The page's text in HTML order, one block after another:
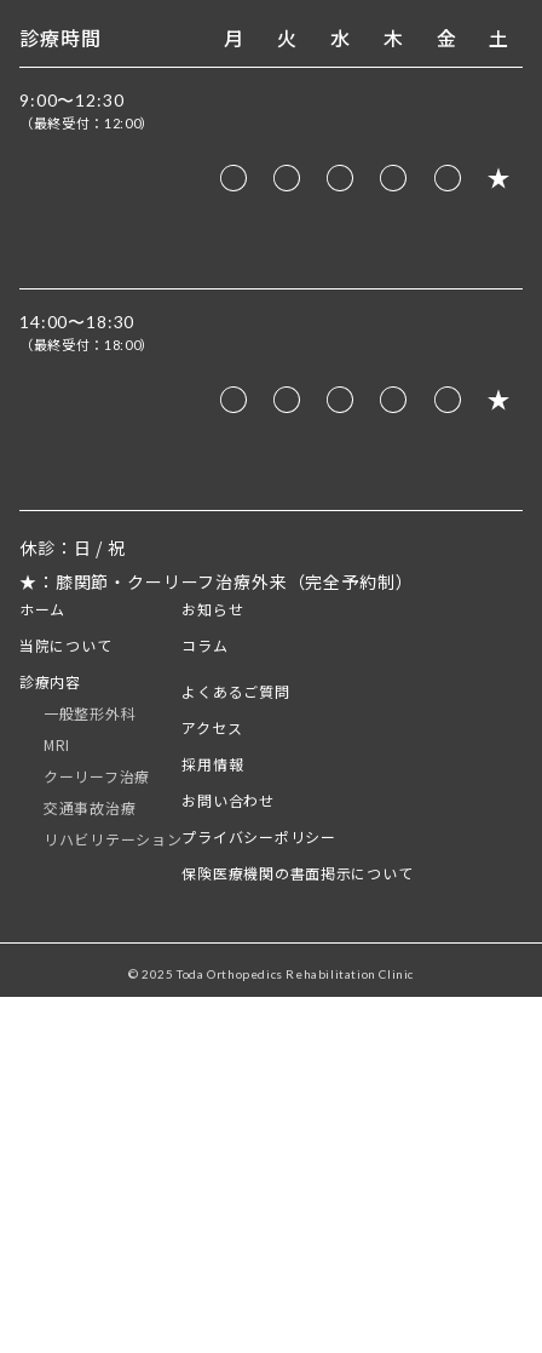
診療時間 月 火 水 木 金 土
9:00〜12:30
（最終受付： 12:00）
14:00〜18:30
（最終受付： 18:00）
休診：日 / 祝
★：膝関節・クーリーフ治療外来（完全予約制）
ホーム
当院について
診療内容
一般整形外科
MRI
クーリーフ治療
交通事故治療
リハビリテーション
お知らせ
コラム
よくあるご質問
アクセス
採用情報
お問い合わせ
プライバシーポリシー
保険医療機関の書面掲示について
© 2025 Toda Orthopedics Rehabilitation Clinic